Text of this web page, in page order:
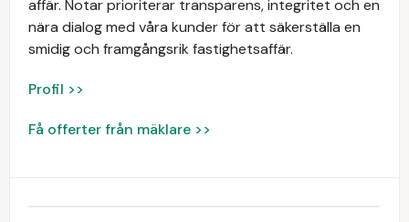
affär. Notar prioriterar transparens, integritet och en
nära dialog med våra kunder för att säkerställa en
smidig och framgångsrik fastighetsaffär.
Profil >>
Få offerter från mäklare >>